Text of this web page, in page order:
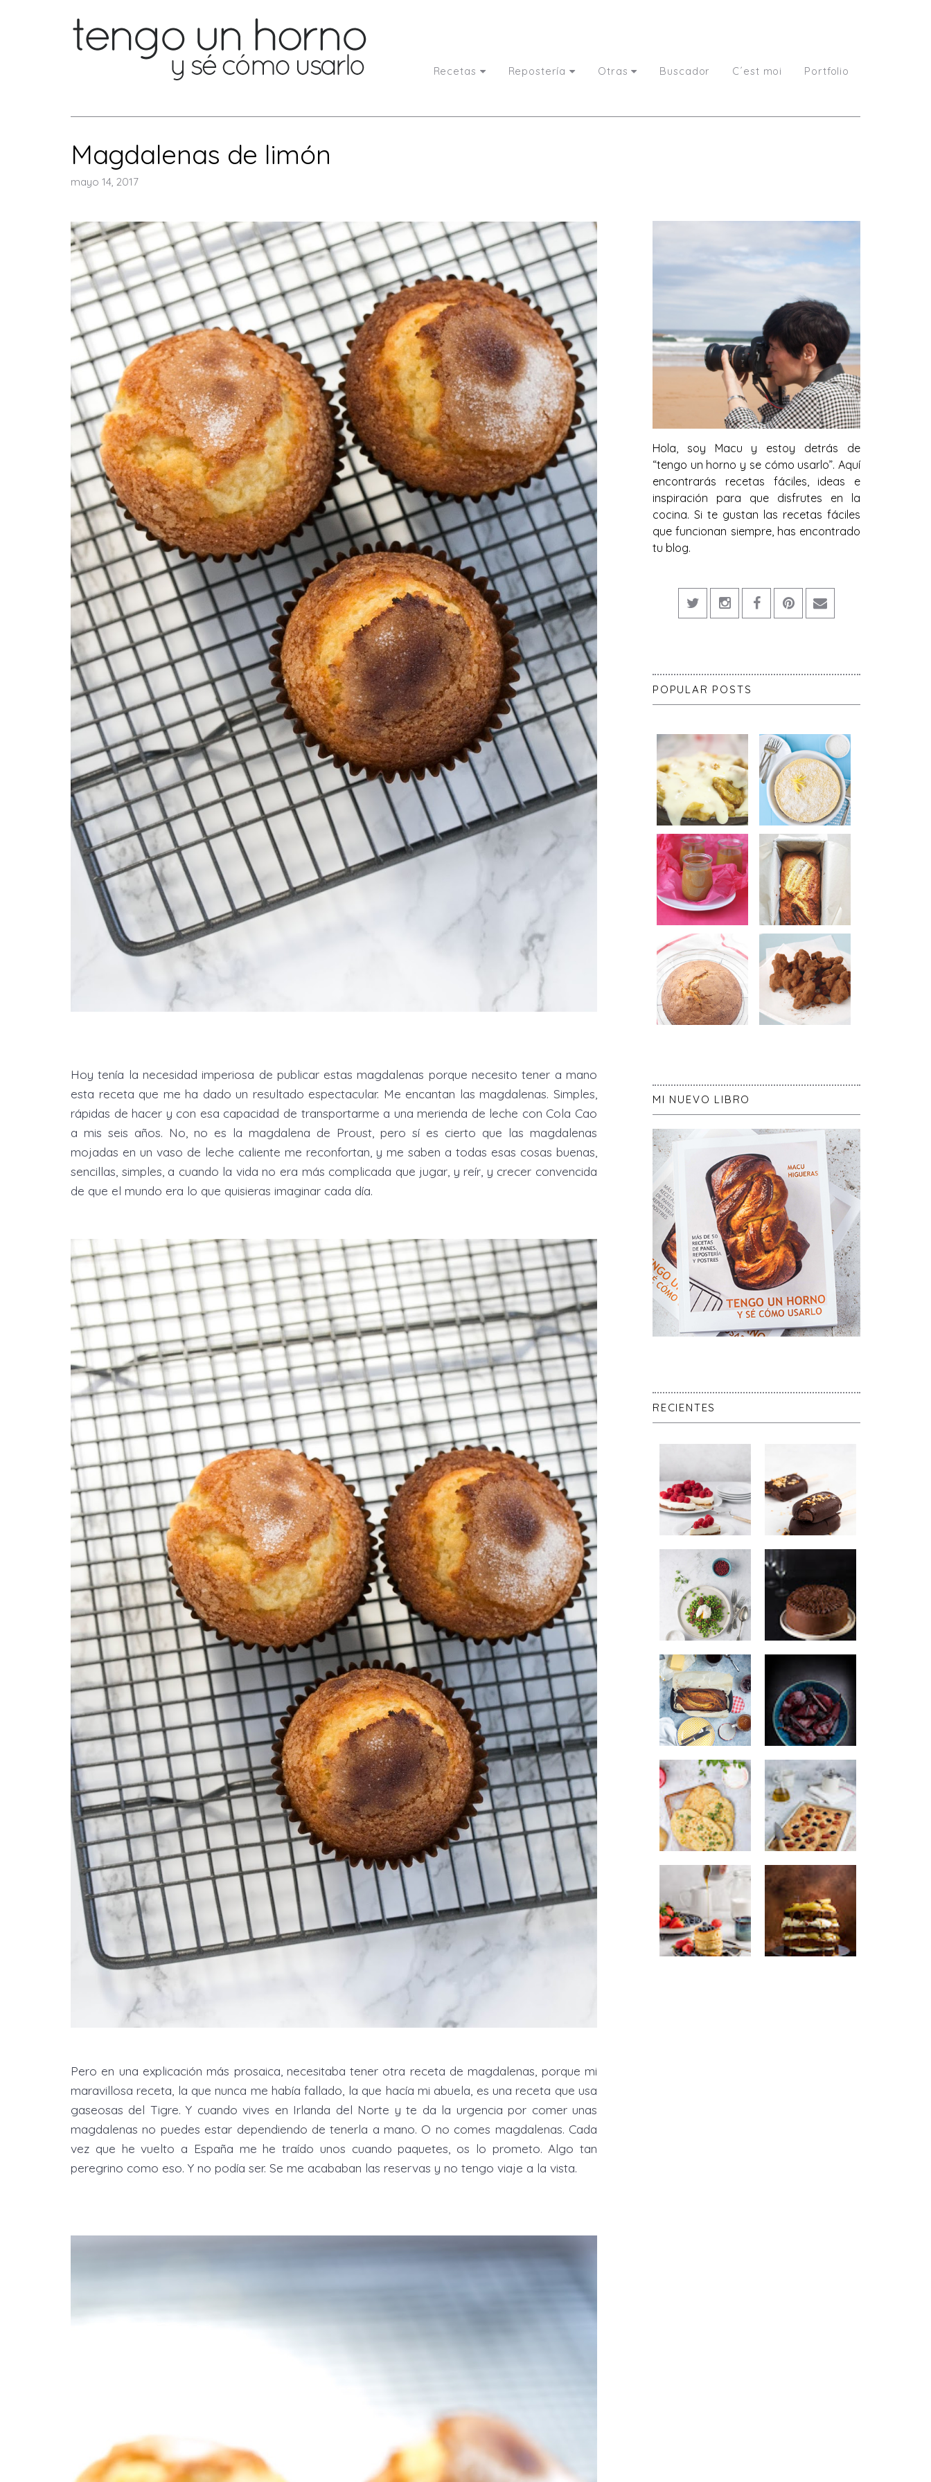
Recetas Repostería Otras Buscador C´est moi Portfolio
Magdalenas de limón
mayo 14, 2017
Hoy tenía la necesidad imperiosa de publicar estas magdalenas porque necesito tener a mano
esta receta que me ha dado un resultado espectacular. Me encantan las magdalenas. Simples,
rápidas de hacer y con esa capacidad de transportarme a una merienda de leche con Cola Cao
a mis seis años. No, no es la magdalena de Proust, pero sí es cierto que las magdalenas
mojadas en un vaso de leche caliente me reconfortan, y me saben a todas esas cosas buenas,
sencillas, simples, a cuando la vida no era más complicada que jugar, y reír, y crecer convencida
de que el mundo era lo que quisieras imaginar cada día.
Pero en una explicación más prosaica, necesitaba tener otra receta de magdalenas, porque mi
maravillosa receta, la que nunca me había fallado, la que hacía mi abuela, es una receta que usa
gaseosas del Tigre. Y cuando vives en Irlanda del Norte y te da la urgencia por comer unas
magdalenas no puedes estar dependiendo de tenerla a mano. O no comes magdalenas. Cada
vez que he vuelto a España me he traído unos cuando paquetes, os lo prometo. Algo tan
peregrino como eso. Y no podía ser. Se me acababan las reservas y no tengo viaje a la vista.
Hola, soy Macu y estoy detrás de
“tengo un horno y se cómo usarlo”. Aquí
encontrarás recetas fáciles, ideas e
inspiración para que disfrutes en la
cocina. Si te gustan las recetas fáciles
que funcionan siempre, has encontrado
tu blog.
POPULAR POSTS
MI NUEVO LIBRO
RECIENTES